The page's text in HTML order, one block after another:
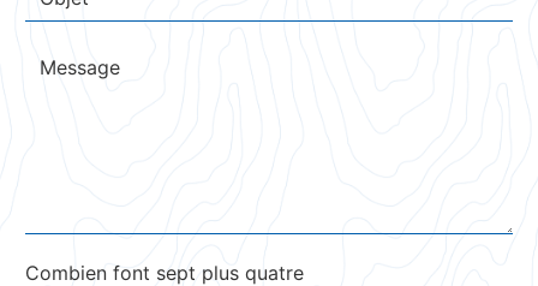
Combien font sept plus quatre